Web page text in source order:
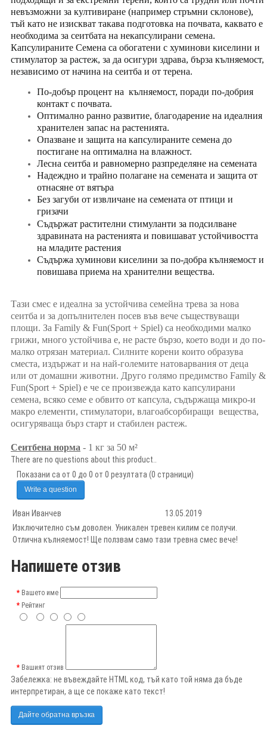
невъзможни за култивиране (например стръмни склонове),
тъй като не изискват такава подготовка на почвата, каквато е
необходима за сеитбата на некапсулирани семена.
Капсулираните Семена са обогатени с хуминови киселини и
стимулатор за растеж, за да осигури здрава, бърза кълняемост,
независимо от начина на сеитба и от терена.
По-добър процент на кълняемост, поради по-добрия
контакт с почвата.
Оптимално ранно развитие, благодарение на идеалния
хранителен запас на растенията.
Опазване и защита на капсулираните семена до
постигане на оптимална на влажност.
Лесна сеитба и равномерно разпределяне на семената
Надеждно и трайно полагане на семената и защита от
отнасяне от вятъра
Без загуби от извличане на семената от птици и
гризачи
Съдържат растителни стимуланти за подсилване
здравината на растенията и повишават устойчивостта
на младите растения
Съдържа хуминови киселини за по-добра кълняемост и
повишава приема на хранителни вещества.
Тази смес е идеална за устойчива семейна трева за нова
сеитба и за допълнителен посев във вече съществуващи
площи. За Family & Fun(Sport + Spiel) са необходими малко
грижи, много устойчива е, не расте бързо, което води и до по-
малко отрязан материал. Силните корени които образува
сместа, издържат и на най-големите натоварвания от деца
или от домашни животни. Друго голямо предимство Family &
Fun(Sport + Spiel) е че се произвежда като капсулирани
семена, всяко семе е обвито от капсула, съдържаща микро-и
макро елементи, стимулатори, влагоабсорбиращи вещества,
осигуряваща бърз старт и стабилен растеж.
Сеитбена норма - 1 кг за 50 м²
There are no questions about this product..
Показани са от 0 до 0 от 0 резултата (0 страници)
Write a question
Иван Иванчев
13.05.2019
Изключително съм доволен. Уникален тревен килим се получи.
Отлична кълняемост! Ще ползвам само тази тревна смес вече!
Напишете отзив
Вашето име
Рейтинг
Вашият отзив
Забележка: не въвеждайте HTML код, тъй като той няма да бъде
интерпретиран, а ще се покаже като текст!
Дайте обратна връзка